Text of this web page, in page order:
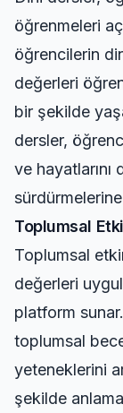
öğrenmeleri
öğrencilerin
değerleri
bir şekilde
dersler,
ve
sürdürmelerine
Toplumsal
Toplumsal
değerleri
platform
toplumsal
yeteneklerini
şekilde